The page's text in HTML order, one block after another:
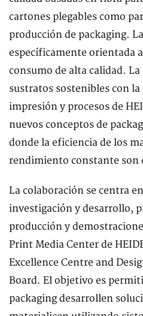
cartones plegables como
producción de packaging.
específicamente orientada
consumo de alta calidad.
sustratos sostenibles con
impresión y procesos de
nuevos conceptos de
donde la eficiencia de los
rendimiento constante son
La colaboración se centra
investigación y desarrollo,
producción y
Print Media Center de
Excellence Centre and
Board. El objetivo es
packaging desarrollen